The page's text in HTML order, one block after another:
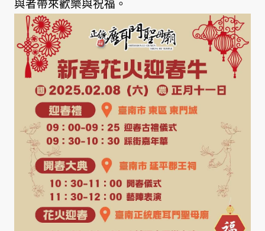
與者帶來歡樂與祝福。